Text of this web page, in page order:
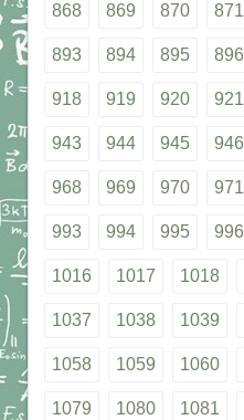
868 869 870 871
893 894 895 896
918 919 920 921
943 944 945 946
968 969 970 971
993 994 995 996
1016 1017 1018
1037 1038 1039
1058 1059 1060
1079 1080 1081